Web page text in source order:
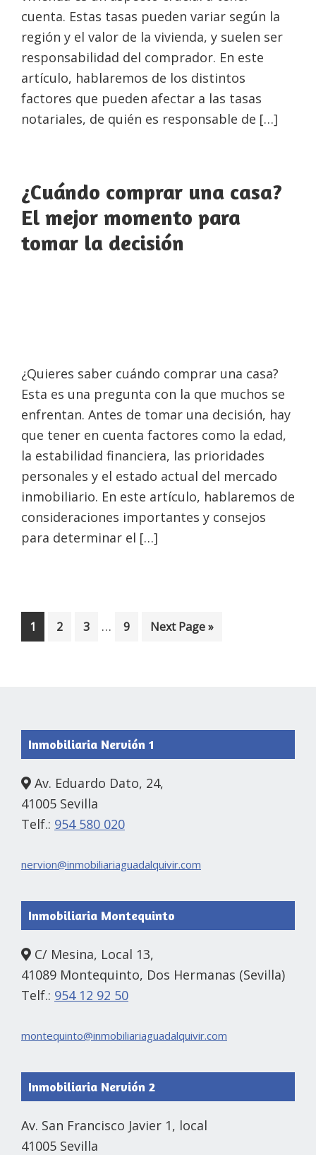
cuenta. Estas tasas pueden variar según la
región y el valor de la vivienda, y suelen ser
responsabilidad del comprador. En este
artículo, hablaremos de los distintos
factores que pueden afectar a las tasas
notariales, de quién es responsable de […]
¿Cuándo comprar una casa?
El mejor momento para
tomar la decisión
¿Quieres saber cuándo comprar una casa?
Esta es una pregunta con la que muchos se
enfrentan. Antes de tomar una decisión, hay
que tener en cuenta factores como la edad,
la estabilidad financiera, las prioridades
personales y el estado actual del mercado
inmobiliario. En este artículo, hablaremos de
consideraciones importantes y consejos
para determinar el […]
Page
1 Page
2 Page
3
Interim
… Page
9
Go
Next Page »
FooterInmobiliaria Nervión 1
Av. Eduardo Dato, 24,
41005 Sevilla
Telf.: 954 580 020
nervion@inmobiliariaguadalquivir.com
Inmobiliaria Montequinto
C/ Mesina, Local 13,
41089 Montequinto, Dos Hermanas (Sevilla)
Telf.: 954 12 92 50
montequinto@inmobiliariaguadalquivir.com
Inmobiliaria Nervión 2
Av. San Francisco Javier 1, local
41005 Sevilla